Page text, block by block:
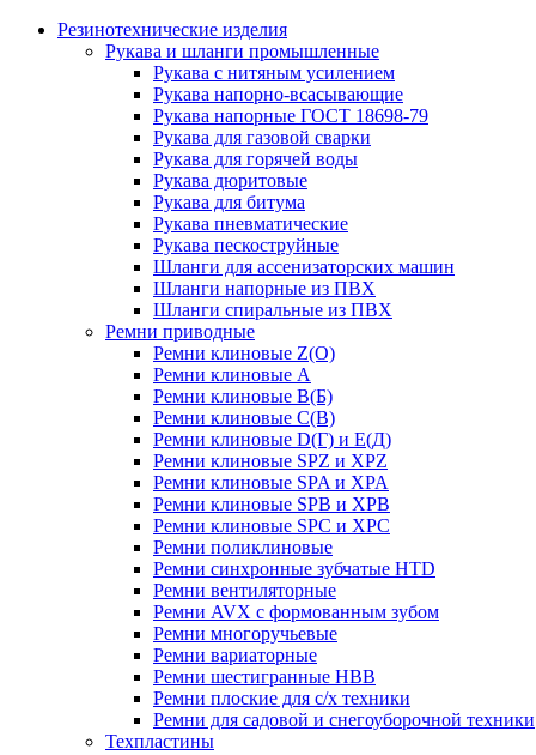
Резинотехнические изделия
Рукава и шланги промышленные
Рукава с нитяным усилением
Рукава напорно-всасывающие
Рукава напорные ГОСТ 18698-79
Рукава для газовой сварки
Рукава для горячей воды
Рукава дюритовые
Рукава для битума
Рукава пневматические
Рукава пескоструйные
Шланги для ассенизаторских машин
Шланги напорные из ПВХ
Шланги спиральные из ПВХ
Ремни приводные
Ремни клиновые Z(О)
Ремни клиновые А
Ремни клиновые В(Б)
Ремни клиновые С(В)
Ремни клиновые D(Г) и Е(Д)
Ремни клиновые SPZ и XPZ
Ремни клиновые SPA и XPA
Ремни клиновые SPB и XPB
Ремни клиновые SPC и XPC
Ремни поликлиновые
Ремни синхронные зубчатые HTD
Ремни вентиляторные
Ремни AVX с формованным зубом
Ремни многоручьевые
Ремни вариаторные
Ремни шестигранные HBB
Ремни плоские для с/х техники
Ремни для садовой и снегоуборочной техники
Техпластины